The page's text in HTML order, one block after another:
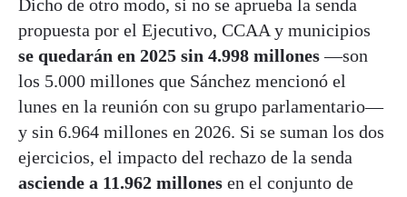
Dicho de otro modo, si no se aprueba la senda
propuesta por el Ejecutivo, CCAA y municipios
se quedarán en 2025 sin 4.998 millones—son
los 5.000 millones que Sánchez mencionó el
lunes en la reunión con su grupo parlamentario—
y sin 6.964 millones en 2026. Si se suman los dos
ejercicios, el impacto del rechazo de la senda
asciende a 11.962 millones en el conjunto de